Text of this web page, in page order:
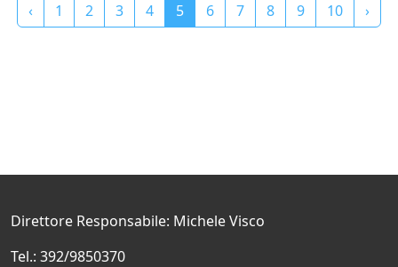
‹ 1 2 3 4 5 6 7 8 9 10 ›
Direttore Responsabile: Michele Visco
Tel.: 392/9850370